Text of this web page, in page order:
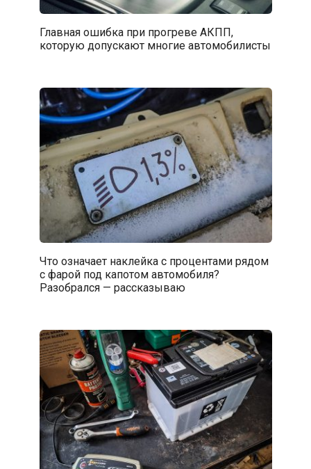
Главная ошибка при прогреве АКПП,
которую допускают многие автомобилисты
Что означает наклейка с процентами рядом
с фарой под капотом автомобиля?
Разобрался — рассказываю